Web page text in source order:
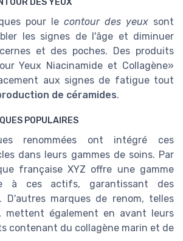
pour le contour des yeux sont
les signes de l'âge et diminuer
et des poches. Des produits
Yeux Niacinamide et Collagène»
aux signes de fatigue tout
de céramides.
POPULAIRES
renommées ont intégré ces
dans leurs gammes de soins. Par
française XYZ offre une gamme
à ces actifs, garantissant des
D'autres marques de renom, telles
mettent également en avant leurs
contenant du collagène marin et de